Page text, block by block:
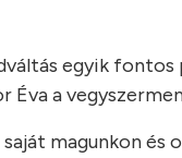
egyik
a
saját magunkon